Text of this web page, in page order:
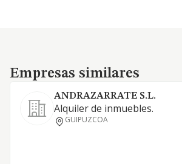
Empresas similares
Empresas similares
ANDRAZARRATE S.L.
Alquiler de inmuebles.
GUIPUZCOA